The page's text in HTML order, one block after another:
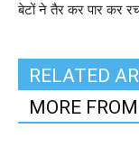
बेटों ने तैर कर पार कर
RELATED
MORE